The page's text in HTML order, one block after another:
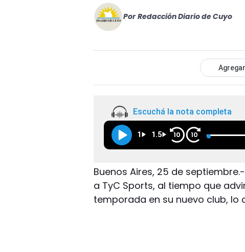
Por Redacción Diario de Cuyo
Escuchá la nota completa
1 1.5 10 10
Buenos Aires, 25 de
a TyC Sports, al tiempo que
temporada en su nuevo club, lo